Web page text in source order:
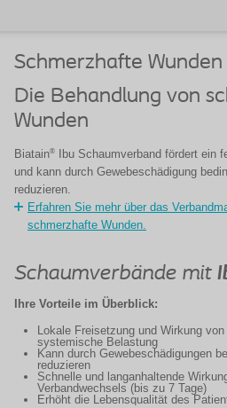
Schmerzhafte Wunden
Die Behandlung von
Wunden
Biatain®
Ibu Schaumverband fördert ein
und kann durch Gewebeschädigung
reduzieren.
Erfahren Sie mehr über das
schmerzhafte Wunden.
Schaumverbände mit
Ihre Vorteile im Überblick:
Lokale Freisetzung und Wirkung
systemische Belastung
Kann durch Gewebeschädigungen
reduzieren
Schnelle und langanhaltende
Verbandwechsels (bis zu 7 Tage)
Erhöht die Lebensqualität des